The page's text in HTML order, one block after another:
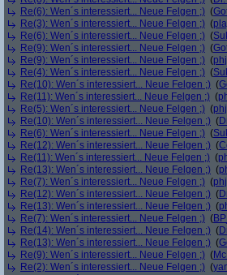
Re(6): Wen´s interessiert... Neue Felgen ;) (
Re(3): Wen´s interessiert... Neue Felgen ;) (
Re(6): Wen´s interessiert... Neue Felgen ;) (
Re(9): Wen´s interessiert... Neue Felgen ;) (
Re(9): Wen´s interessiert... Neue Felgen ;) (phj
Re(4): Wen´s interessiert... Neue Felgen ;) (
Re(10): Wen´s interessiert... Neue Felgen ;) (
Re(11): Wen´s interessiert... Neue Felgen ;) (
Re(5): Wen´s interessiert... Neue Felgen ;) (phj
Re(10): Wen´s interessiert... Neue Felgen ;) (
Re(6): Wen´s interessiert... Neue Felgen ;) (
Re(12): Wen´s interessiert... Neue Felgen ;) (
Re(11): Wen´s interessiert... Neue Felgen ;) (
Re(13): Wen´s interessiert... Neue Felgen ;) (
Re(7): Wen´s interessiert... Neue Felgen ;) (phj
Re(12): Wen´s interessiert... Neue Felgen ;) (
Re(13): Wen´s interessiert... Neue Felgen ;) (
Re(7): Wen´s interessiert... Neue Felgen ;) (
Re(14): Wen´s interessiert... Neue Felgen ;) (
Re(13): Wen´s interessiert... Neue Felgen ;) (
Re(9): Wen´s interessiert... Neue Felgen ;) (
Re(2): Wen´s interessiert... Neue Felgen ;) (